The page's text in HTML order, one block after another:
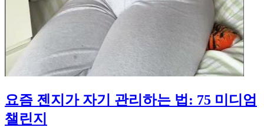
요즘 젠지가 자기 관리하는 법: 75 미디엄
챌린지